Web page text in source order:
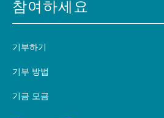
참여하세요
기부하기
기부 방법
기금 모금